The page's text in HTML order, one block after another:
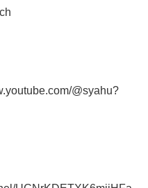
@syahu?